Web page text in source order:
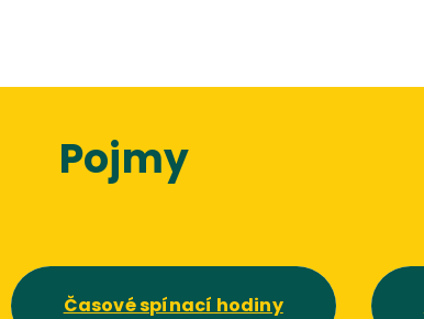
Pojmy
Časové spínací hodiny